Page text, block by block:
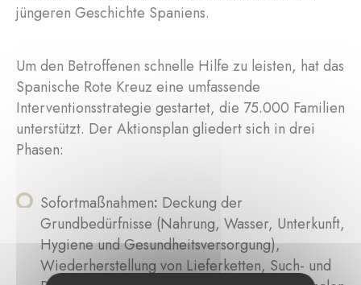
jüngeren Geschichte Spaniens.
Um den Betroffenen schnelle Hilfe zu leisten, hat das
Spanische Rote Kreuz eine umfassende
Interventionsstrategie gestartet, die 75.000 Familien
unterstützt. Der Aktionsplan gliedert sich in drei
Phasen:
Sofortmaßnahmen: Deckung der
Grundbedürfnisse (Nahrung, Wasser, Unterkunft,
Hygiene und Gesundheitsversorgung),
Wiederherstellung von Lieferketten, Such- und